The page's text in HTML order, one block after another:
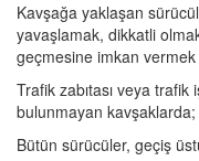
Kavşağa yaklaşan
yavaşlamak, dikkatli
geçmesine imkan vermek
Trafik zabıtası veya trafik
bulunmayan kavşaklarda;
Bütün sürücüler, geçiş